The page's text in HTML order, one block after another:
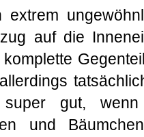
auf die
gut,
und